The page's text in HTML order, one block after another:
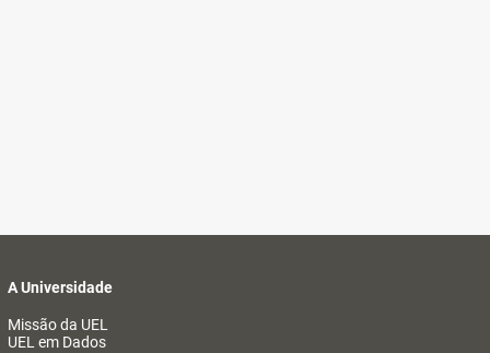
A Universidade
Missão da UEL
UEL em Dados